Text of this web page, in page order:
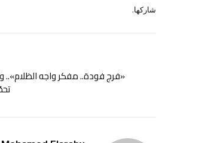
شاركها.
«فرج فودة.. مفكر واجه